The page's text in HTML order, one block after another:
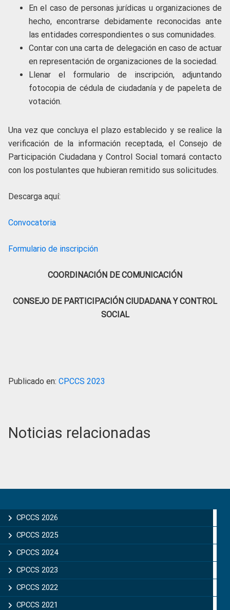
En el caso de personas jurídicas u organizaciones de
hecho, encontrarse debidamente reconocidas ante
las entidades correspondientes o sus comunidades.
Contar con una carta de delegación en caso de actuar
en representación de organizaciones de la sociedad.
Llenar el formulario de inscripción, adjuntando
fotocopia de cédula de ciudadanía y de papeleta de
votación.
Una vez que concluya el plazo establecido y se realice la
verificación de la información receptada, el Consejo de
Participación Ciudadana y Control Social tomará contacto
con los postulantes que hubieran remitido sus solicitudes.
Descarga aquí:
Convocatoria
Formulario de inscripción
COORDINACIÓN DE COMUNICACIÓN
CONSEJO DE PARTICIPACIÓN CIUDADANA Y CONTROL
SOCIAL
Publicado en: CPCCS 2023
Noticias relacionadas
Sidebar
CPCCS 2026
CPCCS 2025
CPCCS 2024
CPCCS 2023
CPCCS 2022
CPCCS 2021